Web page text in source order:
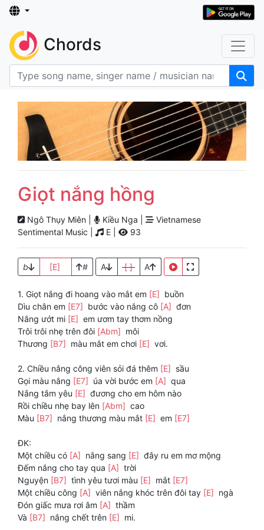
Chords
Giọt nắng hồng
Ngô Thụy Miên | Kiều Nga |
Vietnamese
Sentimental Music |
E | 93
b [E] # A [ ] A
1. Giọt nắng đi hoang vào mắt em [E] buồn
Dìu chân em [E7] bước vào nắng cô [A] đơn
Nắng ướt mi [E] em ươm tay thơm nồng
Trôi trôi nhẹ trên đôi [Abm] môi
Thương [B7] màu mắt em chơi [E] vơi.
2. Chiều nắng công viên sỏi đá thêm [E] sầu
Gọi màu nắng [E7] úa vời bước em [A] qua
Nắng tắm yêu [E] đương cho em hôm nào
Rồi chiều nhẹ bay lên [Abm] cao
Màu [B7] nắng thương màu mắt [E] em [E7]
ĐK:
Một chiều có [A] nắng sang [E] đây ru em mơ mộng
Đếm nắng cho tay qua [A] trời
Nguyện [B7] tình yêu tươi màu [E] mắt [E7]
Một chiều công [A] viên nắng khóc trên đôi tay [E] ngà
Đón giấc mưa rơi âm [A] thầm
Và [B7] nắng chết trên [E] mi.